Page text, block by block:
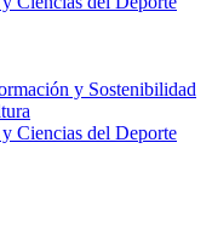
y Sostenibilidad
Ciencias del Deporte